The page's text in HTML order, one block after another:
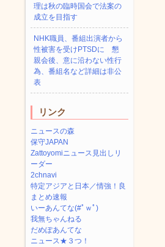
理は秋の臨時国会で法案の
成立を目指す
NHK職員、番組出演者から
性被害を受けPTSDに 懇
親会後、意に沿わない性行
為、番組名など詳細は非公
表
リンク
ニュースの森
保守JAPAN
Zattoyomiニュース見出しリ
ーダー
2chnavi
特定アジアと日本／情強！良
まとめ速報
いーあんてな(#ﾟｗﾟ)
我無ちゃんねる
だめぽあんてな
ニュース★３つ！